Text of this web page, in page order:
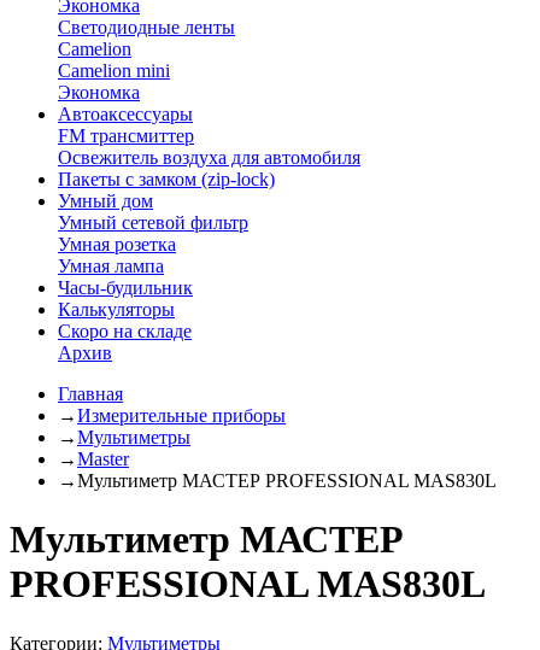
Экономка
Светодиодные ленты
Camelion
Camelion mini
Экономка
Автоаксессуары
FM трансмиттер
Освежитель воздуха для автомобиля
Пакеты с замком (zip-lock)
Умный дом
Умный сетевой фильтр
Умная розетка
Умная лампа
Часы-будильник
Калькуляторы
Скоро на складе
Архив
Главная
→Измерительные приборы
→Мультиметры
→Master
→Мультиметр МАСТЕР PROFESSIONAL MAS830L
Мультиметр МАСТЕР
PROFESSIONAL MAS830L
Категории: Мультиметры